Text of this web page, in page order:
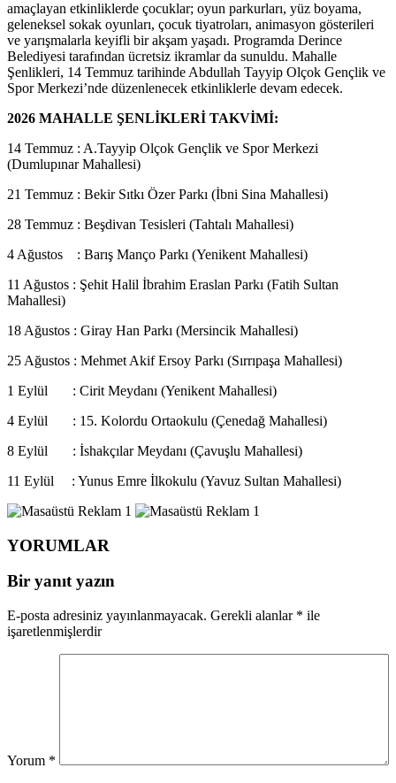
amaçlayan etkinliklerde çocuklar; oyun parkurları, yüz boyama,
geleneksel sokak oyunları, çocuk tiyatroları, animasyon gösterileri
ve yarışmalarla keyifli bir akşam yaşadı. Programda Derince
Belediyesi tarafından ücretsiz ikramlar da sunuldu. Mahalle
Şenlikleri, 14 Temmuz tarihinde Abdullah Tayyip Olçok Gençlik ve
Spor Merkezi’nde düzenlenecek etkinliklerle devam edecek.
2026 MAHALLE ŞENLİKLERİ TAKVİMİ:
14 Temmuz : A.Tayyip Olçok Gençlik ve Spor Merkezi
(Dumlupınar Mahallesi)
21 Temmuz : Bekir Sıtkı Özer Parkı (İbni Sina Mahallesi)
28 Temmuz : Beşdivan Tesisleri (Tahtalı Mahallesi)
4 Ağustos : Barış Manço Parkı (Yenikent Mahallesi)
11 Ağustos : Şehit Halil İbrahim Eraslan Parkı (Fatih Sultan
Mahallesi)
18 Ağustos : Giray Han Parkı (Mersincik Mahallesi)
25 Ağustos : Mehmet Akif Ersoy Parkı (Sırrıpaşa Mahallesi)
1 Eylül : Cirit Meydanı (Yenikent Mahallesi)
4 Eylül : 15. Kolordu Ortaokulu (Çenedağ Mahallesi)
8 Eylül : İshakçılar Meydanı (Çavuşlu Mahallesi)
11 Eylül : Yunus Emre İlkokulu (Yavuz Sultan Mahallesi)
YORUMLAR
Bir yanıt yazın
E-posta adresiniz yayınlanmayacak. Gerekli alanlar * ile
işaretlenmişlerdir
Yorum *